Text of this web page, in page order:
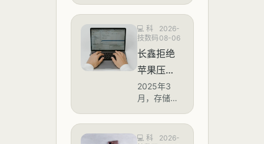
价？
业
DeepSeek
通过官方公
告宣布，将
对其API服务
价格进行大
幅上调。公
告显示，此
品，其中旗
💻 科
技数码
2026-
08-06
长鑫拒绝
苹果压
价，要求
内存采购
三星和 SK
2025年3
月，存储芯
重磅消息：
中国DRAM
💻 科
2026-